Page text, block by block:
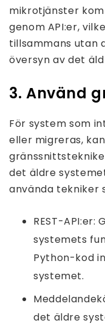
mikrotjänster
genom API:er,
tillsammans utan
översyn av det
3. Använd
För system som
eller migreras,
det äldre
använda tekniker
REST-
systemets
Python-kod
systemet.
det äldre